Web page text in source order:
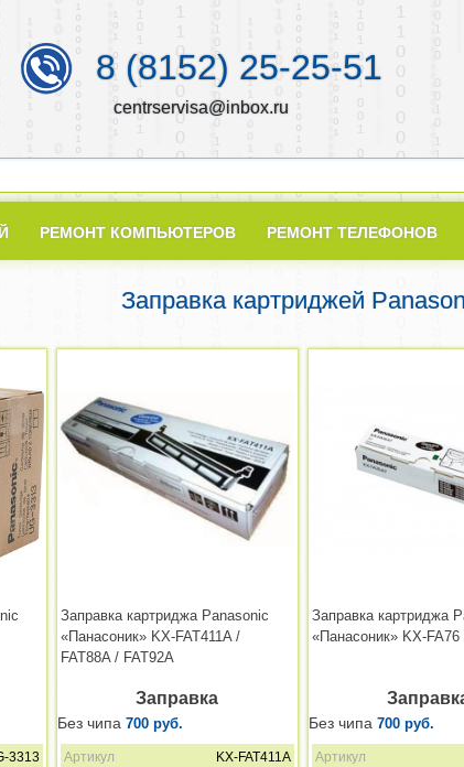
8 (8152) 25-25-51
centrservisa@inbox.ru
РЕМОНТ КОМПЬЮТЕРОВ РЕМОНТ ТЕЛЕФОНОВ
Заправка картриджей
3313
Заправка картриджа Panasonic
«Панасоник» KX-FAT411A /
FAT88A / FAT92A
Заправка
Без чипа 700 руб.
Артикул KX-FAT411A
Заправка картриджа
«Панасоник» KX-FA76
Без чипа700 руб.
Артикул